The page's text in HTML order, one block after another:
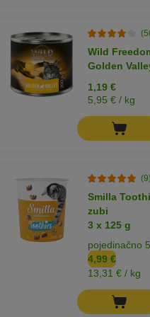
Wild
Golden
1,19 €
5,95 € / kg
Smilla
zubi
3 x 125 g
pojedinačno
4,99 €
13,31 € / kg